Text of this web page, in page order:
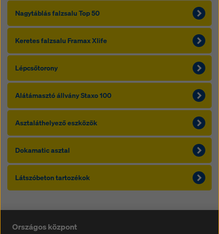
Nagytáblás falzsalu Top 50
Keretes falzsalu Framax Xlife
Lépcsőtorony
Alátámasztó állvány Staxo 100
Asztaláthelyező eszközök
Dokamatic asztal
Látszóbeton tartozékok
Országos központ